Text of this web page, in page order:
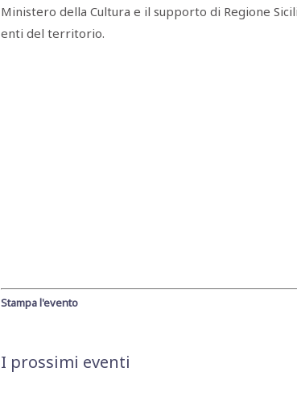
Ministero della Cultura e il supporto di Regione
enti del territorio.
Stampa l'evento
I prossimi eventi